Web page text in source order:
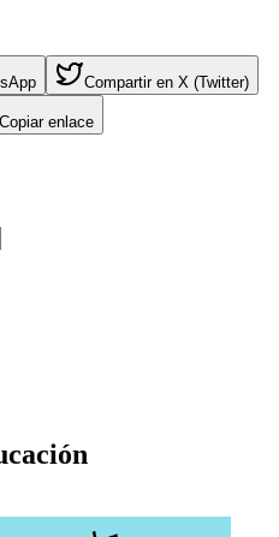
Compartir en X (Twitter)
Copiar enlace